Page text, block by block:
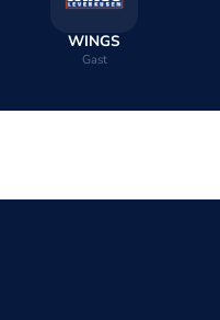
WINGS
Gast